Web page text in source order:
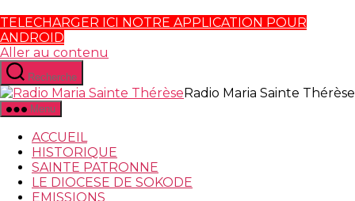
TELECHARGER ICI NOTRE APPLICATION POUR
ANDROID
Aller au contenu
Recherche
Radio Maria Sainte Thérèse
Menu
ACCUEIL
HISTORIQUE
SAINTE PATRONNE
LE DIOCESE DE SOKODE
EMISSIONS